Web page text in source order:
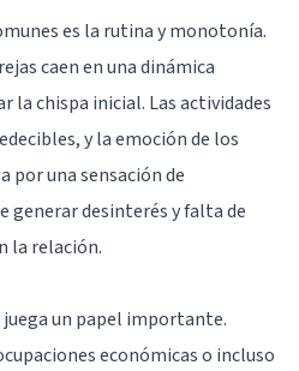
es la rutina y monotonía.
caen en una dinámica
la chispa inicial. Las actividades
y la emoción de los
por una sensación de
generar desinterés y falta de
la relación.
un papel importante.
económicas o incluso